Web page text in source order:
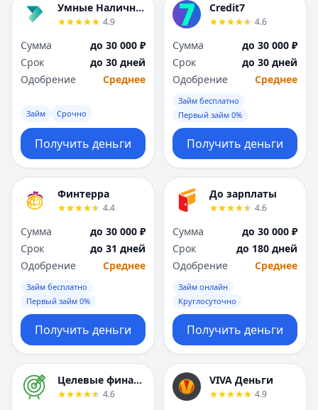
Умные Наличные
4.9
Сумма
до 30 000 ₽
Срок
до 30 дней
Одобрение
Среднее
Займ Срочно
Получить деньги
Credit7
4.6
Сумма
до 30 000 ₽
Срок
до 30 дней
Одобрение
Среднее
Займ бесплатно
Первый займ 0%
Получить деньги
Финтерра
4.4
Сумма
до 30 000 ₽
Срок
до 31 дней
Одобрение
Среднее
Займ бесплатно
Первый займ 0%
Получить деньги
До зарплаты
4.6
Сумма
до 30 000 ₽
Срок
до 180 дней
Одобрение
Среднее
Займ онлайн
Круглосуточно
Получить деньги
Целевые финансы
4.6
VIVA Деньги
4.9